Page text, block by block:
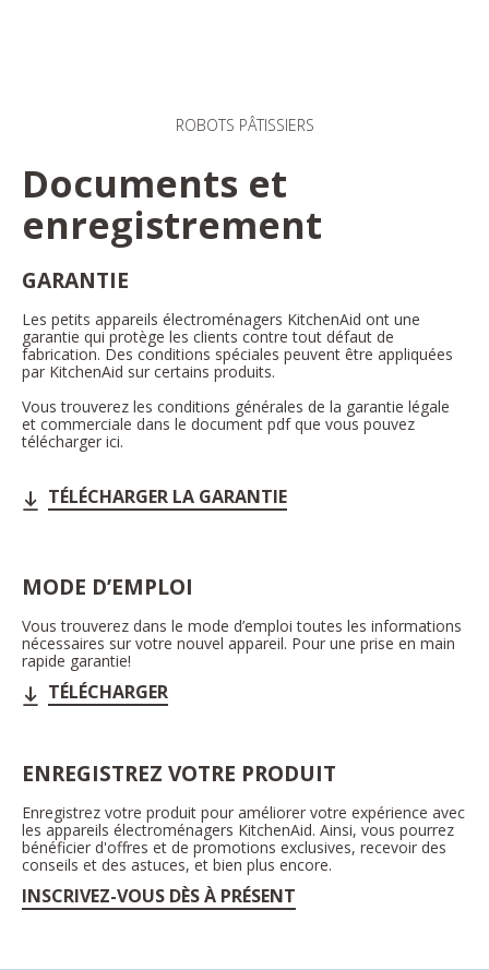
ROBOTS PÂTISSIERS
Documents et
enregistrement
GARANTIE
Les petits appareils électroménagers KitchenAid ont une
garantie qui protège les clients contre tout défaut de
fabrication. Des conditions spéciales peuvent être appliquées
par KitchenAid sur certains produits.
Vous trouverez les conditions générales de la garantie légale
et commerciale dans le document pdf que vous pouvez
télécharger ici.
TÉLÉCHARGER LA GARANTIE
MODE D’EMPLOI
Vous trouverez dans le mode d’emploi toutes les informations
nécessaires sur votre nouvel appareil. Pour une prise en main
rapide garantie!
TÉLÉCHARGER
ENREGISTREZ VOTRE PRODUIT
Enregistrez votre produit pour améliorer votre expérience avec
les appareils électroménagers KitchenAid. Ainsi, vous pourrez
bénéficier d'offres et de promotions exclusives, recevoir des
conseils et des astuces, et bien plus encore.
INSCRIVEZ-VOUS DÈS À PRÉSENT